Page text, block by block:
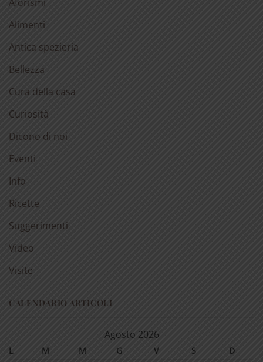
Alimenti
Antica spezieria
Bellezza
Cura della casa
Curiosità
Dicono di noi
Eventi
Info
Ricette
Suggerimenti
Video
Visite
CALENDARIO ARTICOLI
Agosto 2026
L M M G V S
D